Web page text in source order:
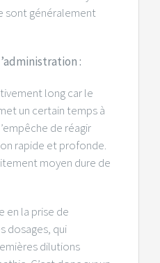
sont généralement
:
long car le
un certain temps à
de réagir
rapide et profonde.
moyen dure de
en la prise de
dosages, qui
dilutions